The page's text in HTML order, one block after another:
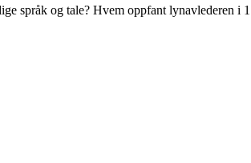
språk og tale? Hvem oppfant lynavlederen